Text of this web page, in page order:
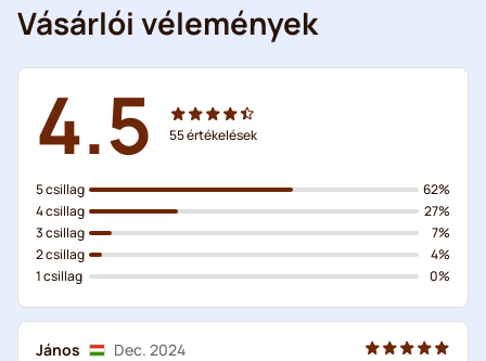
Vásárlói vélemények
4.5 55értékelések
5 csillag
4 csillag
3 csillag
2 csillag
1 csillag
62%
27%
7%
4%
0%
János
Dec. 2024